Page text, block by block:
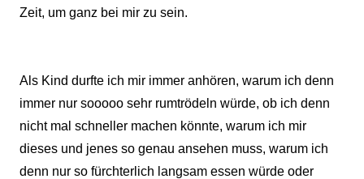
Zeit, um ganz bei mir zu sein.
Als Kind durfte ich mir immer anhören, warum ich denn
immer nur sooooo sehr rumtrödeln würde, ob ich denn
nicht mal schneller machen könnte, warum ich mir
dieses und jenes so genau ansehen muss, warum ich
denn nur so fürchterlich langsam essen würde oder